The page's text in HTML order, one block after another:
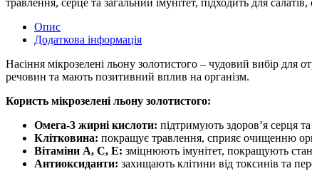
травлення, серце та загальний імунітет, підходить для
Опис
Додаткова інформація
Насіння мікрозелені льону золотистого – чудовий вибір для
речовин та мають позитивний вплив на організм.
Користь мікрозелені льону золотистого:
Омега-3 жирні кислоти: підтримують здоров’я серця
Клітковина: покращує травлення, сприяє очищенню
Вітаміни A, C, E: зміцнюють імунітет, покращують
Антиоксиданти: захищають клітини від токсинів та